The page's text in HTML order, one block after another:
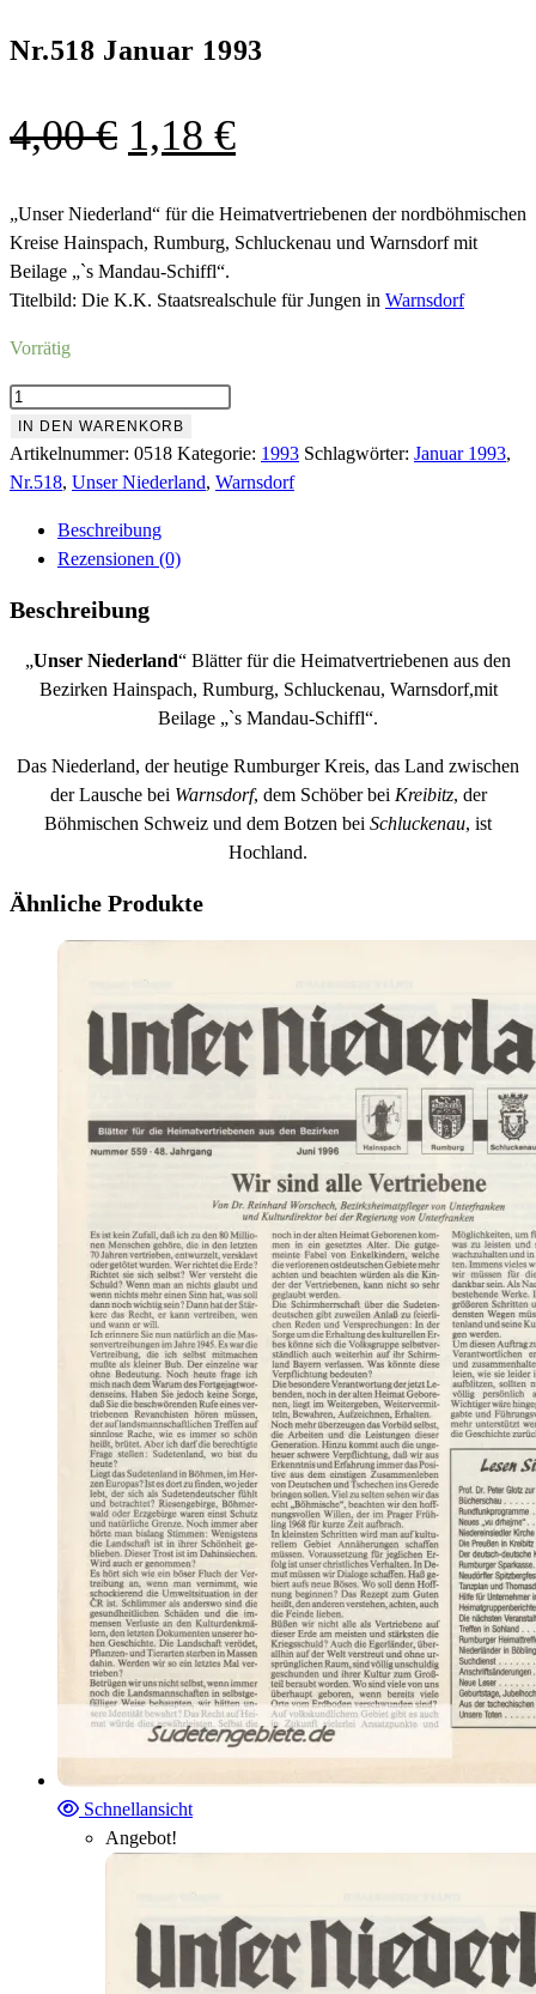
Nr.518 Januar 1993
4,00€ Ursprünglicher
war:
4,00 €
1,18 €Aktueller
ist:
1,18 €.
„Unser Niederland“ für die Heimatvertriebenen der nordböhmischen
Kreise Hainspach, Rumburg, Schluckenau und Warnsdorf mit
Beilage „`s Mandau-Schiffl“.
Titelbild: Die K.K. Staatsrealschule für Jungen in Warnsdorf
Vorrätig
Nr.518
Januar
1993
Menge
IN DEN WARENKORB
Artikelnummer: 0518 Kategorie: 1993 Schlagwörter: Januar 1993,
Nr.518, Unser Niederland, Warnsdorf
Beschreibung
Rezensionen (0)
Beschreibung
„Unser Niederland“ Blätter für die Heimatvertriebenen aus den
Bezirken Hainspach, Rumburg, Schluckenau, Warnsdorf,mit
Beilage „`s Mandau-Schiffl“.
Das Niederland, der heutige Rumburger Kreis, das Land zwischen
der Lausche bei Warnsdorf, dem Schöber bei Kreibitz, der
Böhmischen Schweiz und dem Botzen bei Schluckenau, ist
Hochland.
Ähnliche Produkte
Schnellansicht
Angebot!